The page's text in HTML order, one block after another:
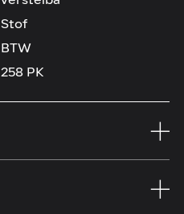
Stof
BTW
258 PK